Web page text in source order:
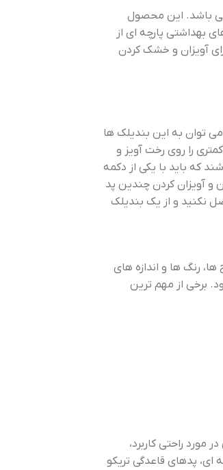
می باشد. این محصول
بهداشتی پارچه ای از
آویزان و خشک کردن
توان به این بندیلک ها
را روی رخت آویز و
می شود. بندیلک های برند پَرسا دارای 2 دکمه می باشند که باید با یکی از دکمه
و آویزان کردن چندین پد
نکنید و از یک بندیلک
رنگ ها و اندازه های
برخی از مهم ترین
مورد راحتی کاربرد،
پدهای قاعدگی تریکو